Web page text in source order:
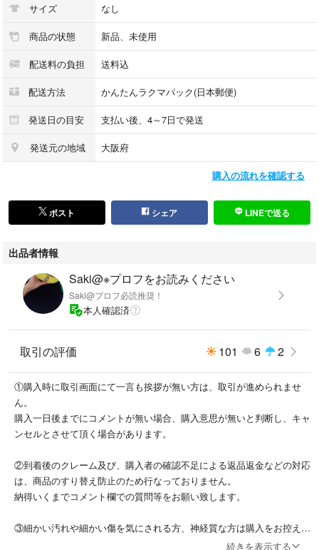
サイズ なし
商品の状態 新品、未使用
配送料の負担 送料込
配送方法 かんたんラクマパック(日本郵便)
発送日の目安 支払い後、4～7日で発送
発送元の地域 大阪府
購入の流れを確認する
ポスト シェア LINEで送る
出品者情報
Saki@※プロフをお読みください
Saki@プロフ必読推奨！
本人確認済
取引の評価 101 6 2
①購入時に取引画面にて一言も挨拶が無い方は、取引が進められませ
ん。
購入一日後までにコメントが無い場合、購入意思が無いと判断し、キャ
ンセルとさせて頂く場合があります。
②到着後のクレーム及び、購入者の確認不足による返品返金などの対応
は、商品のすり替え防止のため行なっておりません。
納得いくまでコメント欄での質問等をお願い致します。
③細かい汚れや細かい傷を気にされる方、神経質な方は購入をお控え下
さい。②の様に必ず確認した上で、納得できる方のみでお願いします。
続きを表示する